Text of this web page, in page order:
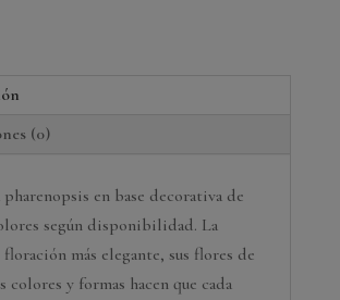
(0)
en base decorativa de
según disponibilidad. La
más elegante, sus flores de
colores y formas hacen que cada